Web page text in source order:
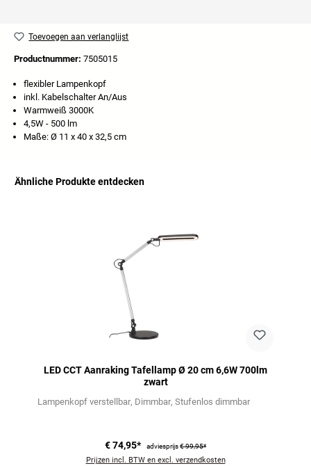
Toevoegen aan verlanglijst
Productnummer: 7505015
flexibler Lampenkopf
inkl. Kabelschalter An/Aus
Warmweiß 3000K
4,5W - 500 lm
Maße: Ø 11 x 40 x 32,5 cm
Ähnliche Produkte entdecken
LED CCT Aanraking Tafellamp Ø 20 cm 6,6W 700lm
zwart
Lampenkopf verstellbar Dimmbar Stufenlos dimmbar
€ 74,95* adviesprijs€ 99,95*
Prijzen incl. BTW en excl. verzendkosten